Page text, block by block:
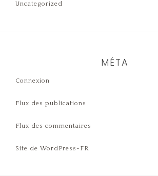
Uncategorized
MÉTA
Connexion
Flux des publications
Flux des commentaires
Site de WordPress-FR